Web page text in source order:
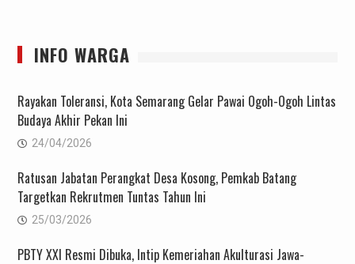
INFO WARGA
Rayakan Toleransi, Kota Semarang Gelar Pawai Ogoh-Ogoh Lintas
Budaya Akhir Pekan Ini
24/04/2026
Ratusan Jabatan Perangkat Desa Kosong, Pemkab Batang
Targetkan Rekrutmen Tuntas Tahun Ini
25/03/2026
PBTY XXI Resmi Dibuka, Intip Kemeriahan Akulturasi Jawa-